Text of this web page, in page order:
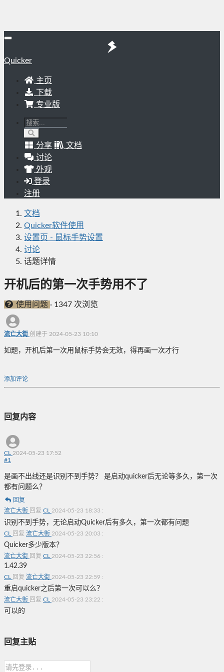
Quicker
主页
下载
专业版
分享
文档
讨论
外观
登录
注册
文档
Quicker软件使用
设置页 - 鼠标手势设置
讨论
话题详情
开机后的第一次手势用不了
使用问题 · 1347 次浏览
流亡大街 创建于 2024-05-23 10:10
如题，开机后第一次用鼠标手势会无效，得再画一次才行
添加评论
回复内容
CL 2024-05-23 17:52
#1
是画不出线还是识别不到手势？ 是启动quicker后无论等多久，第一次
都有问题么？
回复
流亡大街 回复 CL 2024-05-23 18:33 :
识别不到手势，无论启动Quicker后有多久，第一次都有问题
CL 回复 流亡大街 2024-05-23 20:03 :
Quicker多少版本？
流亡大街 回复 CL 2024-05-23 22:56 :
1.42.39
CL 回复 流亡大街 2024-05-23 22:59 :
重启quicker之后第一次可以么？
流亡大街 回复 CL 2024-05-23 23:22 :
可以的
回复主贴